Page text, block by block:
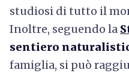
studiosi di tutto il
Inoltre, seguendo la
sentiero
famiglia, si può